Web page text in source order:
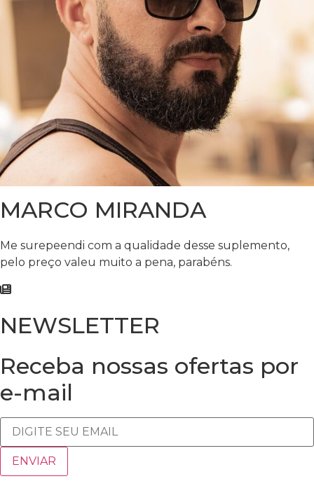
MARCO MIRANDA
Me surepeendi com a qualidade desse suplemento,
pelo preço valeu muito a pena, parabéns.
NEWSLETTER
Receba nossas ofertas por
e-mail